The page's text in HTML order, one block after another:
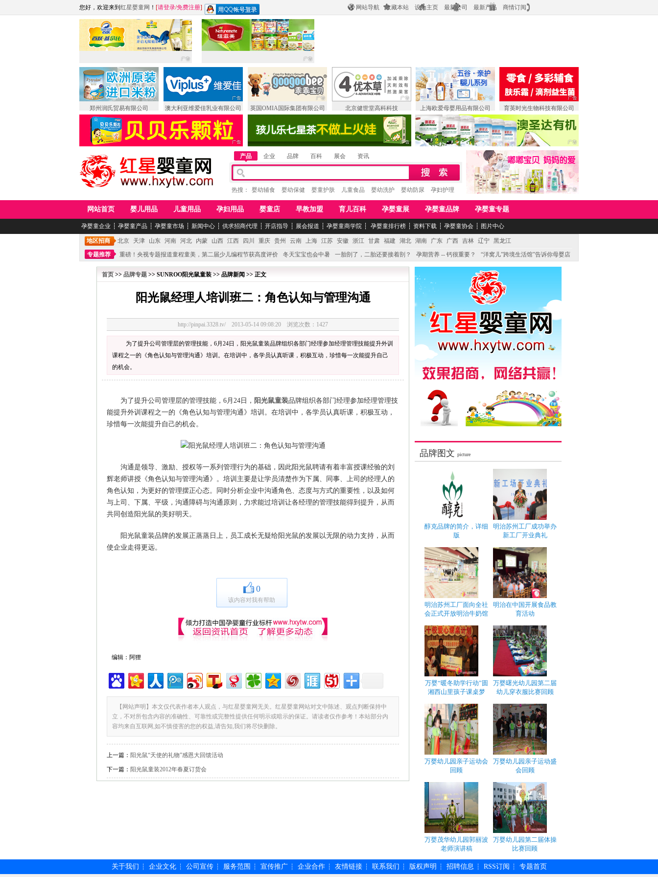
网站导航 收藏本站 设为主页 最新公司 最新产品 商情订阅
您好，欢迎来到 红星婴童网 ！ [请登录/免费注册]
郑州润氏贸易有限公司 澳大利亚维爱佳乳业有限公司 英国OMIA国际集团有限公司 北京健世堂高科科技 上海欧爱母婴用品有限公司 育英时光生物科技有限公司
产品 企业 品牌 百科 展会 资讯
热搜： 婴幼辅食 婴幼保健 婴童护肤 儿童食品 婴幼洗护 婴幼防尿 孕妇护理
网站首页 婴儿用品 儿童用品 孕妇用品 婴童店 早教加盟 育儿百科 孕婴童展 孕婴童品牌 孕婴童专题
孕婴童企业 ┆ 孕婴童产品 ┆ 孕婴童市场 ┆ 新闻中心 ┆ 供求招商代理 ┆ 开店指导 ┆ 展会报道 ┆ 孕婴童商学院 ┆ 孕婴童排行榜 ┆ 资料下载 ┆ 孕婴童协会 ┆ 图片中心
地区招商 北京 天津 山东 河南 河北 内蒙 山西 江西 四川 重庆 贵州 云南 上海 江苏 安徽 浙江 甘肃 福建 湖北 湖南 广东 广西 吉林 辽宁 黑龙江
专题推荐
重磅！央视专题报道童程童美，第二届少儿编程节获高度评价 冬天宝宝也会中暑 一胎剖了，二胎还要接着剖？ 孕期营养 -- 钙很重要？
“洋窝儿”跨境生活馆”告诉你母婴店
不能再单纯地销售产品,而要向增强服务转型,毕竟母婴产品比较特殊。”
妇幼广场 免租了！
首页 >> 品牌专题 >> SUNROO阳光鼠童装 >> 品牌新闻 >> 正文
阳光鼠经理人培训班二：角色认知与管理沟通
http://pinpai.3328.tv/ 2013-05-14 09:08:20 浏览次数：1427
为了提升公司管理层的管理技能，6月24日，阳光鼠童装品牌组织各部门经理参加经理管理技能提升外训
课程之一的《角色认知与管理沟通》培训。在培训中，各学员认真听课，积极互动，珍惜每一次能提升自己
的机会。
为了提升公司管理层的管理技能，6月24日， 阳光鼠童装品牌组织各部门经理参加经理管理技
能提升外训课程之一的《角色认知与管理沟通》培训。在培训中，各学员认真听课，积极互动，
珍惜每一次能提升自己的机会。
沟通是领导、激励、授权等一系列管理行为的基础，因此阳光鼠聘请有着丰富授课经验的刘
辉老师讲授《角色认知与管理沟通》。培训主要是让学员清楚作为下属、同事、上司的经理人的
角色认知，为更好的管理摆正心态。同时分析企业中沟通角色、态度与方式的重要性，以及如何
与上司、下属、平级，沟通障碍与沟通原则，力求能过培训让各经理的管理技能得到提升，从而
共同创造阳光鼠的美好明天。
阳光鼠童装品牌的发展正蒸蒸日上，员工成长无疑给阳光鼠的发展以无限的动力支持，从而
使企业走得更远。
0
该内容对我有帮助
编辑：阿狸
【网站声明】本文仅代表作者本人观点，与红星婴童网无关。红星婴童网站对文中陈述、观点判断保持中
立，不对所包含内容的准确性、可靠性或完整性提供任何明示或暗示的保证。请读者仅作参考！本站部分内
容均来自互联网,如不慎侵害的您的权益,请告知,我们将尽快删除。
上一篇： 阳光鼠“天使的礼物”感恩大回馈活动
下一篇： 阳光鼠童装2012年春夏订货会
品牌图文 picture
醇克品牌的简介，详细
版
明治苏州工厂成功举办
新工厂开业典礼
明治苏州工厂面向全社
会正式开放明治牛奶馆
明治在中国开展食品教
育活动
万婴“暖冬助学行动”圆
湘西山里孩子课桌梦
万婴曙光幼儿园第二届
幼儿穿衣服比赛回顾
万婴幼儿园亲子运动会
回顾
万婴幼儿园亲子运动盛
会回顾
万婴茂华幼儿园郭丽波
老师演讲稿
万婴幼儿园第二届体操
比赛回顾
关于我们 ┆ 企业文化 ┆ 公司宣传 ┆ 服务范围 ┆ 宣传推广 ┆ 企业合作 ┆ 友情链接 ┆ 联系我们 ┆ 版权声明 ┆ 招聘信息 ┆ RSS订阅 ┆ 专题首页